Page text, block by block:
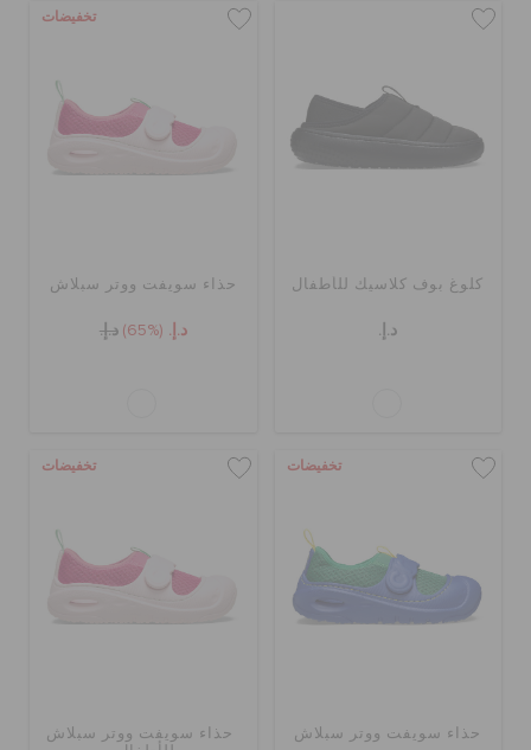
كلوغ بوف كلاسيك للأطفال
د.إ.
تخفيضات
حذاء سويفت ووتر سبلاش
د.إ. (65%) د.إ.
تخفيضات
حذاء سويفت ووتر سبلاش
تخفيضات
حذاء سويفت ووتر سبلاش